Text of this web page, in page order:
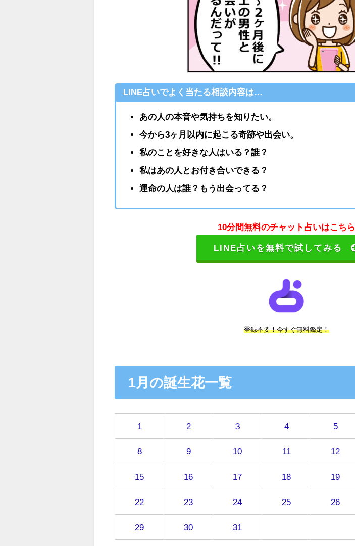
LINE占いでよく当たる相談内容は…
あの人の本音や気持ちを知りたい。
今から3ヶ月以内に起こる奇跡や出会い。
私のことを好きな人はいる？誰？
私はあの人とお付き合いできる？
運命の人は誰？もう出会ってる？
10分間無料のチャット占いはこちら
LINE占いを無料で試してみる
登録不要！今すぐ無料鑑定！
1月の誕生花一覧
1 2 ３ 4 5
8 9 10 11 12
15 16 17 18 19
22 23 24 25 26
29 30 31